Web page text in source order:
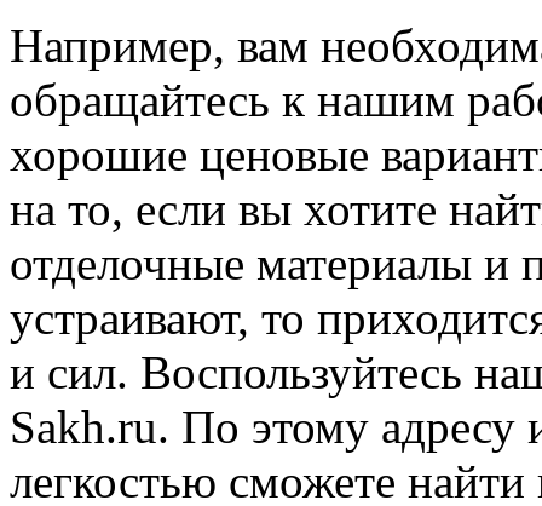
Например, вам
обращайтесь к нашим
хорошие ценовые
на то, если вы хотите
отделочные материалы и
устраивают, то
и сил. Воспользуйтесь
Sakh.ru. По этому адресу
легкостью сможете